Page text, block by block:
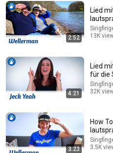
Hans-Eckardt Wenzel -
The Voice Kids 2022
The Voice Kids • 3.1M views
2:52
Lied
13K
4:21
Lied
für die
32K
3:23
How
3.5K